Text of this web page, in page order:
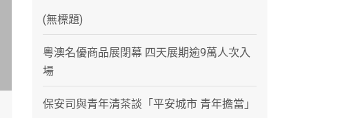
(無標題)
粵澳名優商品展閉幕 四天展期逾9萬人次入
場
保安司與青年清茶談「平安城市 青年擔當」